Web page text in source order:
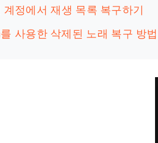
계정에서 재생 목록 복구하기
사용한 삭제된 노래 복구 방법